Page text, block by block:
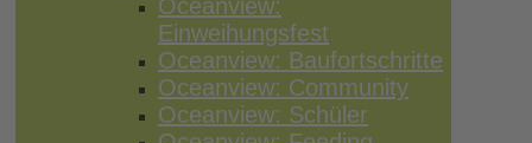
Oceanview:
Einweihungsfest
Oceanview: Baufortschritte
Oceanview: Community
Oceanview: Schüler